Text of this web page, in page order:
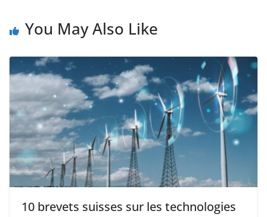
You May Also Like
10 brevets suisses sur les technologies